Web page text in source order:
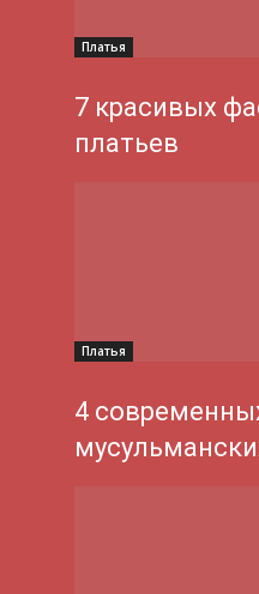
Платья
7 красивых
платьев
Платья
4